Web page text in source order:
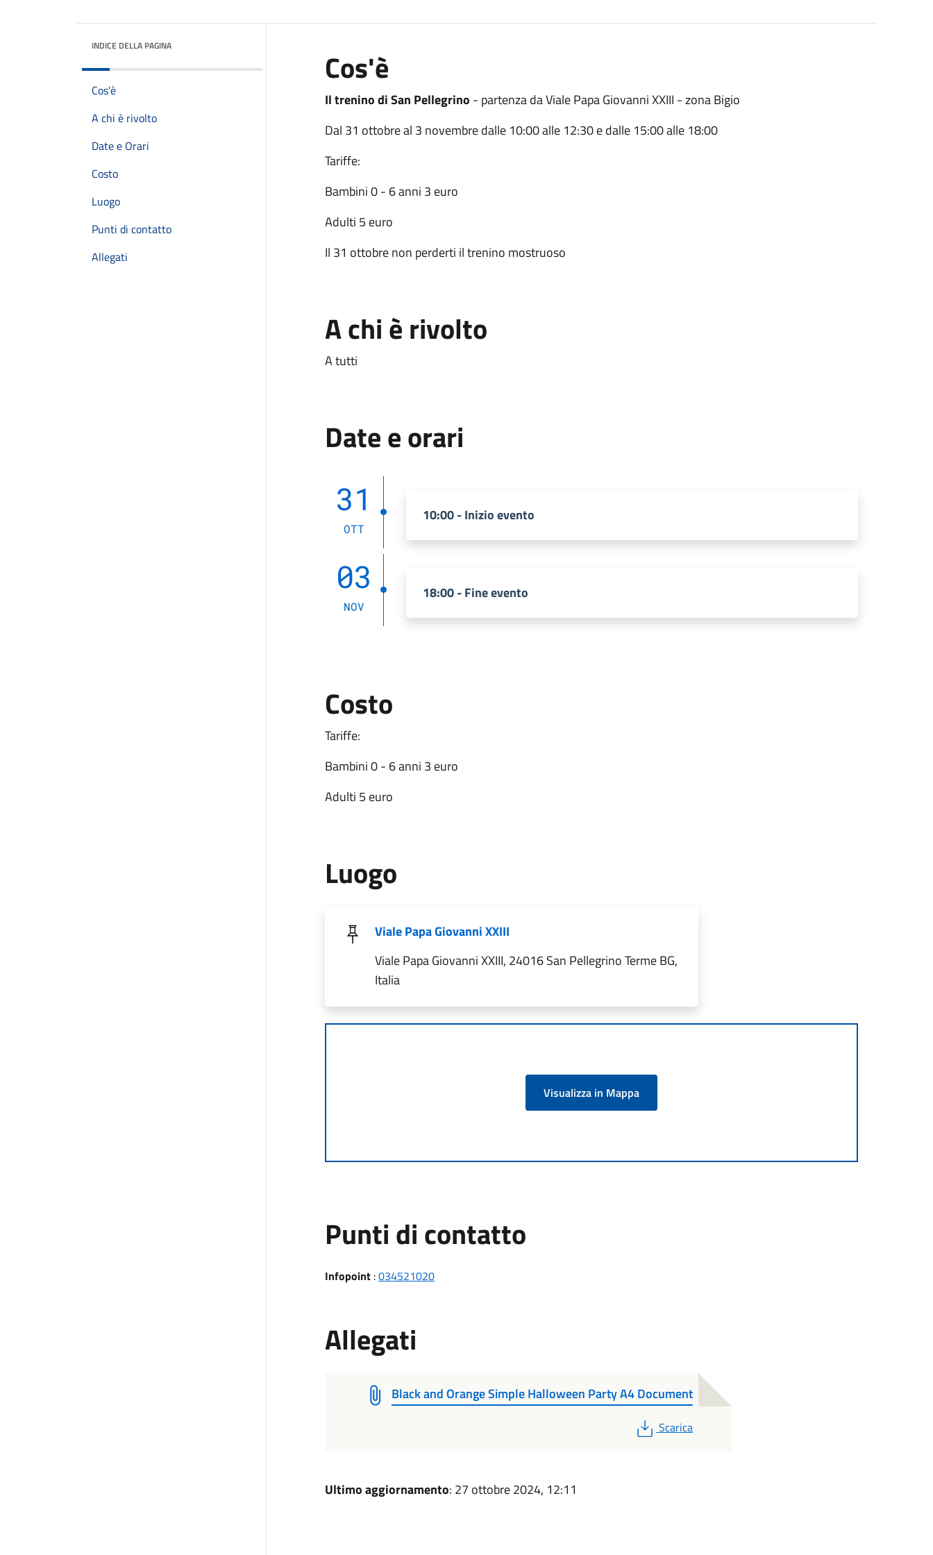
INDICE DELLA PAGINA
Cos'è
A chi è rivolto
Date e Orari
Costo
Luogo
Punti di contatto
Allegati
Cos'è
Il trenino di San Pellegrino - partenza da Viale Papa Giovanni XXIII - zona Bigio
Dal 31 ottobre al 3 novembre dalle 10:00 alle 12:30 e dalle 15:00 alle 18:00
Tariffe:
Bambini 0 - 6 anni 3 euro
Adulti 5 euro
Il 31 ottobre non perderti il trenino mostruoso
A chi è rivolto
A tutti
Date e orari
31
OTT
10:00 - Inizio evento
03
NOV
18:00 - Fine evento
Costo
Tariffe:
Bambini 0 - 6 anni 3 euro
Adulti 5 euro
Luogo
Viale Papa Giovanni XXIII
Viale Papa Giovanni XXIII, 24016 San Pellegrino Terme BG,
Italia
Visualizza in Mappa
Punti di contatto
Infopoint:034521020
Allegati
Black and Orange Simple Halloween Party A4 Document
PDF
Scarica
Ultimo aggiornamento: 27 ottobre 2024, 12:11